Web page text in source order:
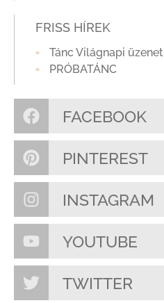
FRISS HÍREK
Tánc Világnapi üzenet
PRÓBATÁNC
FACEBOOK
PINTEREST
INSTAGRAM
YOUTUBE
TWITTER